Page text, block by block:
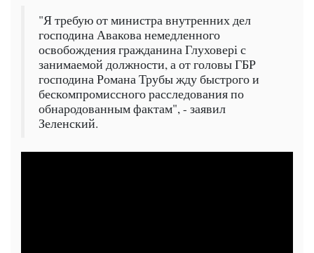
"Я требую от министра внутренних дел
господина Авакова немедленного
освобождения гражданина Глуховері с
занимаемой должности, а от головы ГБР
господина Романа Трубы жду быстрого и
бескомпромиссного расследования по
обнародованным фактам", - заявил
Зеленский.